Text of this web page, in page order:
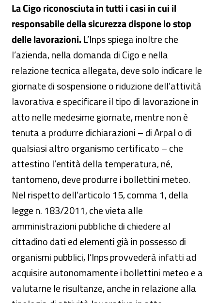
La Cigo riconosciuta in tutti i casi in cui il
responsabile della sicurezza dispone lo stop
delle lavorazioni. L’Inps spiega inoltre che
l’azienda, nella domanda di Cigo e nella
relazione tecnica allegata, deve solo indicare le
giornate di sospensione o riduzione dell’attività
lavorativa e specificare il tipo di lavorazione in
atto nelle medesime giornate, mentre non è
tenuta a produrre dichiarazioni – di Arpal o di
qualsiasi altro organismo certificato – che
attestino l’entità della temperatura, né,
tantomeno, deve produrre i bollettini meteo.
Nel rispetto dell’articolo 15, comma 1, della
legge n. 183/2011, che vieta alle
amministrazioni pubbliche di chiedere al
cittadino dati ed elementi già in possesso di
organismi pubblici, l’Inps provvederà infatti ad
acquisire autonomamente i bollettini meteo e a
valutarne le risultanze, anche in relazione alla